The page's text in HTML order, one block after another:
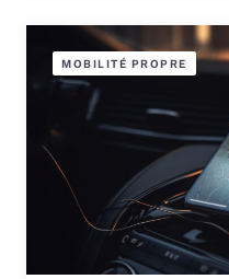
MOBILITÉ PROPRE